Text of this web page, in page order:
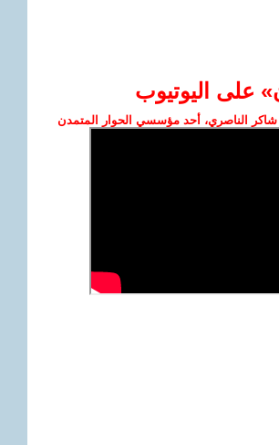
على اليوتيوب
الناصري، أحد مؤسسي الحوار المتمدن